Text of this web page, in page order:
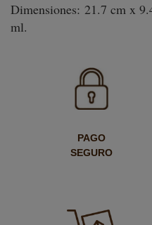
Dimensiones: 21.7 cm x
ml.
PAGO
SEGURO